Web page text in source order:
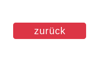
zurück